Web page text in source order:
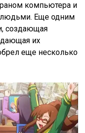
компьютера и
Еще одним
создающая
их
еще несколько